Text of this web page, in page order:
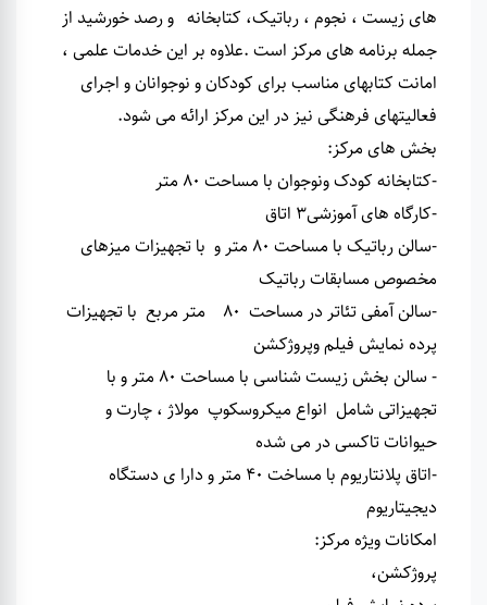
های زیست ، نجوم ، رباتیک، کتابخانه و رصد خورشید از
جمله برنامه های مرکز است .علاوه بر این خدمات علمی ،
امانت کتابهای مناسب برای کودکان و نوجوانان و اجرای
فعالیتهای فرهنگی نیز در این مرکز ارائه می شود.
بخش های مرکز:
-کتابخانه کودک ونوجوان با مساحت 80 متر
-کارگاه های آموزشی3 اتاق
-سالن رباتیک با مساحت 80 متر و با تجهیزات میزهای
مخصوص مسابقات رباتیک
-سالن آمفی تئاتر در مساحت 80 متر مربع
با تجهیزات
پرده نمایش فیلم وپروژکشن
- سالن بخش زیست شناسی با مساحت 80 متر و با
تجهیزاتی شامل انواع میکروسکوپ مولاژ ، چارت و
حیوانات تاکسی در می شده
-اتاق پلانتاریوم با مساخت 40 متر و دارا ی دستگاه
دیجیتاریوم
امکانات ویژه مرکز:
پروژکشن،